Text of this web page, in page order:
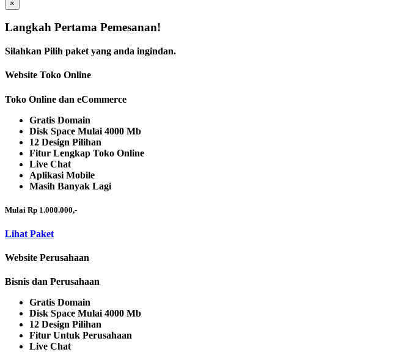
×
Langkah Pertama Pemesanan!
Silahkan Pilih paket yang anda ingindan.
Website Toko Online
Toko Online dan eCommerce
Gratis Domain
Disk Space Mulai 4000 Mb
12 Design Pilihan
Fitur Lengkap Toko Online
Live Chat
Aplikasi Mobile
Masih Banyak Lagi
Mulai Rp 1.000.000,-
Lihat Paket
Website Perusahaan
Bisnis dan Perusahaan
Gratis Domain
Disk Space Mulai 4000 Mb
12 Design Pilihan
Fitur Untuk Perusahaan
Live Chat